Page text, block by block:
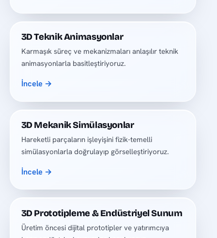
3D Teknik Animasyonlar
Karmaşık süreç ve mekanizmaları anlaşılır teknik
animasyonlarla basitleştiriyoruz.
İncele →
3D Mekanik Simülasyonlar
Hareketli parçaların işleyişini fizik-temelli
simülasyonlarla doğrulayıp görselleştiriyoruz.
İncele →
3D Prototipleme & Endüstriyel Sunum
Üretim öncesi dijital prototipler ve yatırımcıya